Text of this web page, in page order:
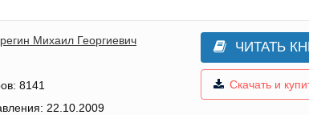
Михаил Георгиевич
8141
22.10.2009
ЧИТАТЬ
Скачать и